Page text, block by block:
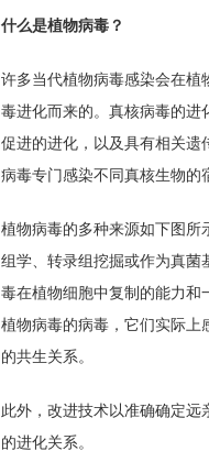
什么是植物病毒？
许多当代植物病毒感染会在植
毒进化而来的。真核病毒的进
促进的进化，以及具有相关遗
病毒专门感染不同真核生物的
植物病毒的多种来源如下图所
组学、转录组挖掘或作为真菌
毒在植物细胞中复制的能力和
植物病毒的病毒，它们实际上
的共生关系。
此外，改进技术以准确确定
的进化关系。